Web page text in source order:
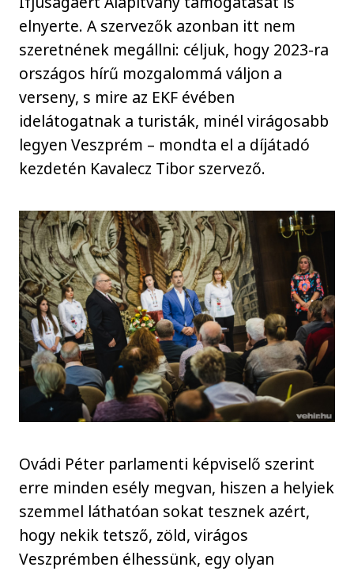
elnyerte. A szervezők azonban itt nem
szeretnének megállni: céljuk, hogy 2023-ra
országos hírű mozgalommá váljon a
verseny, s mire az EKF évében
idelátogatnak a turisták, minél virágosabb
legyen Veszprém – mondta el a díjátadó
kezdetén Kavalecz Tibor szervező.
Ovádi Péter parlamenti képviselő szerint
erre minden esély megvan, hiszen a helyiek
szemmel láthatóan sokat tesznek azért,
hogy nekik tetsző, zöld, virágos
Veszprémben élhessünk, egy olyan